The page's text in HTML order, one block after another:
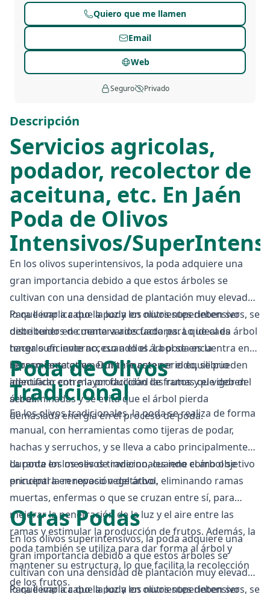
Descripción
Servicios agricolas,
podador, recolector de
aceituna, etc. En Jaén
Poda de Olivos
Intensivos/
En los olivos superintensivos, la poda adquiere una
gran importancia debido a que estos árboles se
cultivan con una densidad de plantación muy elevada,
lo que implica que la luz y los nutrientes deben ser
distribuidos de manera adecuada para que cada árbol
tenga suficiente acceso a ellos. La poda es la
herramienta que permite mantener el equilibrio
adecuado entre la producción de frutos y el vigor del
árbol.
Para llevar a cabo la poda en olivos superintensivos, se
debe tener en cuenta varios factores. Lo ideal es
hacerlo en invierno, cuando el árbol se encuentra en
reposo vegetativo. Durante este periodo, se pueden
identificar con mayor facilidad las ramas que deben
ser eliminadas y se evita que el árbol pierda
demasiada energía en el proceso de poda.
Poda de Olivos
Tradicional
En los olivos tradicionales, la poda se realiza de forma
manual, con herramientas como tijeras de podar,
hachas y serruchos, y se lleva a cabo principalmente
durante los meses de invierno, cuando el árbol se
encuentra en reposo vegetativo.
La poda en los olivos tradicionales iene como objetivo
principal la renovación del árbol, eliminando ramas
muertas, enfermas o que se cruzan entre sí, para
mejorar la penetración de la luz y el aire entre las
ramas y estimular la producción de frutos. Además, la
poda también se utiliza para dar forma al árbol y
mantener su estructura, lo que facilita la recolección
de los frutos.
Otras Podas
En los olivos superintensivos, la poda adquiere una
gran importancia debido a que estos árboles se
cultivan con una densidad de plantación muy elevada,
lo que implica que la luz y los nutrientes deben ser
Para llevar a cabo la poda en olivos superintensivos, se
Quiero que me llamen
Email
Web
Seguro Privado